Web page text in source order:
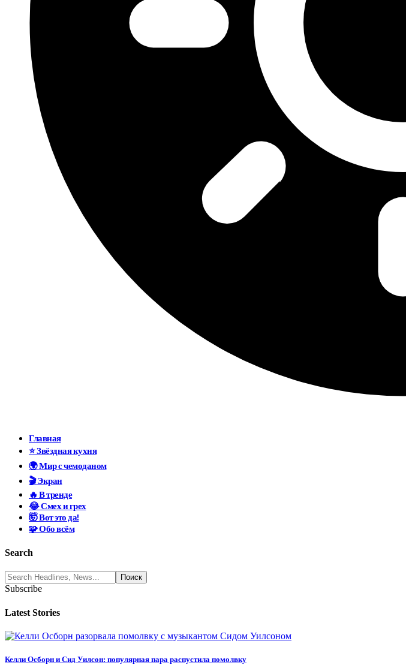
Главная
⭐ Звёздная кухня
🌍 Мир с чемоданом
🎬 Экран
🔥 В тренде
😂 Смех и грех
🤯 Вот это да!
🧩 Обо всём
Search
Subscribe
Latest Stories
Келли Осборн и Сид Уилсон: популярная пара распустила помолвку